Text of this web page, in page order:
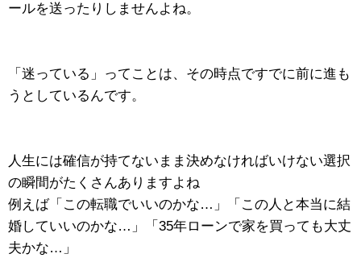
ールを送ったりしませんよね。
「迷っている」ってことは、その時点ですでに前に進も
うとしているんです。
人生には確信が持てないまま決めなければいけない選択
の瞬間がたくさんありますよね
例えば「この転職でいいのかな…」「この人と本当に結
婚していいのかな…」「35年ローンで家を買っても大丈
夫かな…」